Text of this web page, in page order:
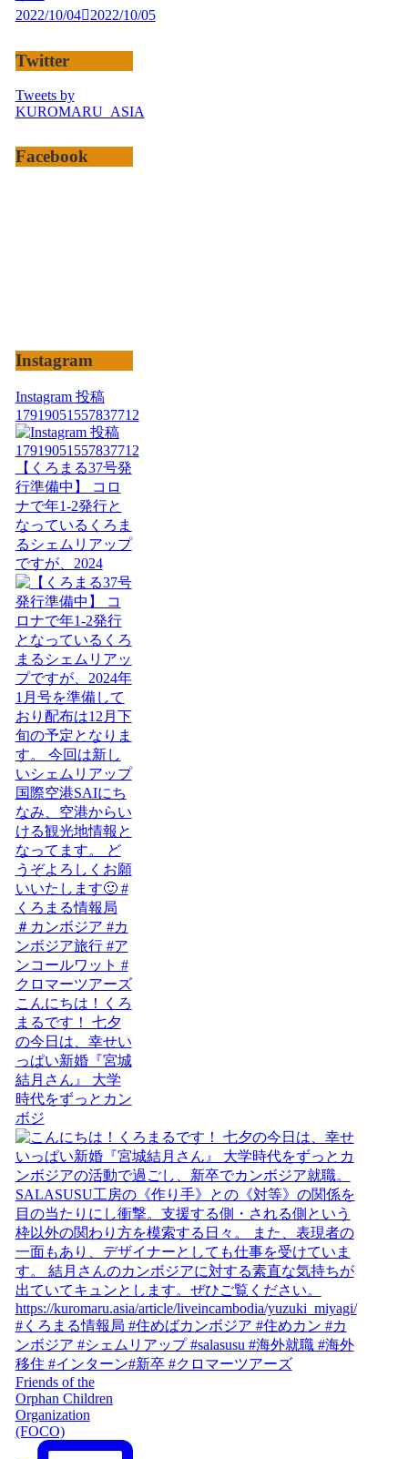
2022/10/04
2022/10/05
Twitter
Tweets by
KUROMARU_ASIA
Facebook
Instagram
Instagram 投稿
17919051557837712
【くろまる37号発
行準備中】 コロ
ナで年1-2発行と
なっているくろま
るシェムリアップ
ですが、2024
こんにちは！くろ
まるです！ 七夕
の今日は、幸せい
っぱい新婚『宮城
結月さん』 大学
時代をずっとカン
ボジ
Friends of the
Orphan Children
Organization
(FOCO)